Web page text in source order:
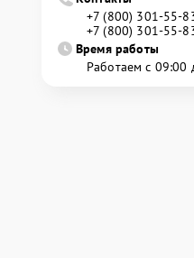
+7 (800) 301-55-
+7 (800) 301-55-
Время работы
Работаем с 09:00